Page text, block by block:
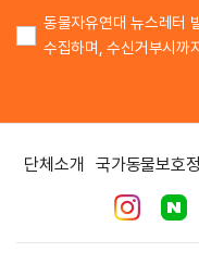
동물자유연대 뉴스레터
수집하며, 수신거부시까
단체소개 국가동물보호